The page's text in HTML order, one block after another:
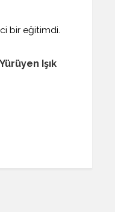
bir eğitimdi.
Işık